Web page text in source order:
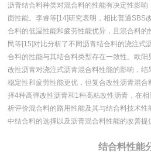
沥青结合料种类对混合料的性能有决定性影
面性能。李睿等[14]研究表明，相比普通SBS
合料的低温性能和疲劳性能优异，且混合料
民等[15]对比分析了不同沥青结合料的浇注式
合料的性能与其结合料类型存在一致性。欧
改性沥青对浇注式沥青混合料性能的影响，
稳定性和疲劳性能更优，但复合改性沥青混
择4种高弹改性沥青和1种高粘改性沥青，在
析评价混合料的路用性能及其与结合料技术
中结合料的选择以及沥青混合料性能的改善提
结合料性能